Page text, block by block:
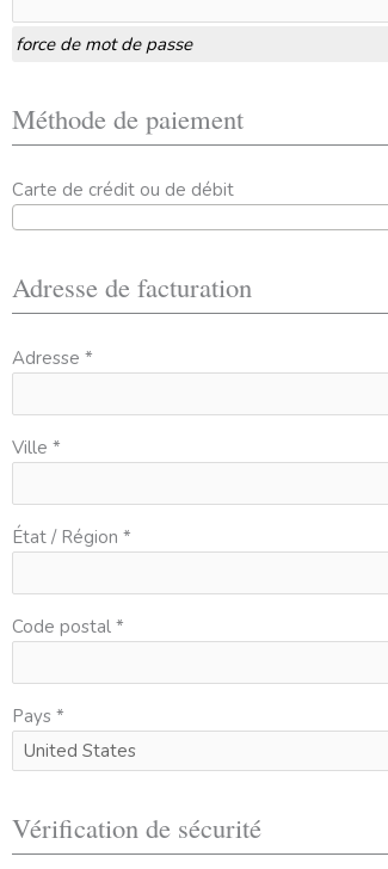
force de mot de passe
Méthode de paiement
Carte de crédit ou de débit
Adresse de facturation
Adresse *
Ville *
État / Région *
Code postal *
Pays *
Vérification de sécurité